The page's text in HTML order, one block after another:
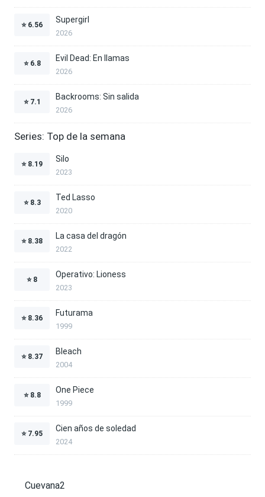
⭐ 6.56
Supergirl
2026
⭐ 6.8
Evil Dead: En llamas
2026
⭐ 7.1
Backrooms: Sin salida
2026
Series: Top de la semana
⭐ 8.19
Silo
2023
⭐ 8.3
Ted Lasso
2020
⭐ 8.38
La casa del dragón
2022
⭐ 8
Operativo: Lioness
2023
⭐ 8.36
Futurama
1999
⭐ 8.37
Bleach
2004
⭐ 8.8
One Piece
1999
⭐ 7.95
Cien años de soledad
2024
Cuevana2